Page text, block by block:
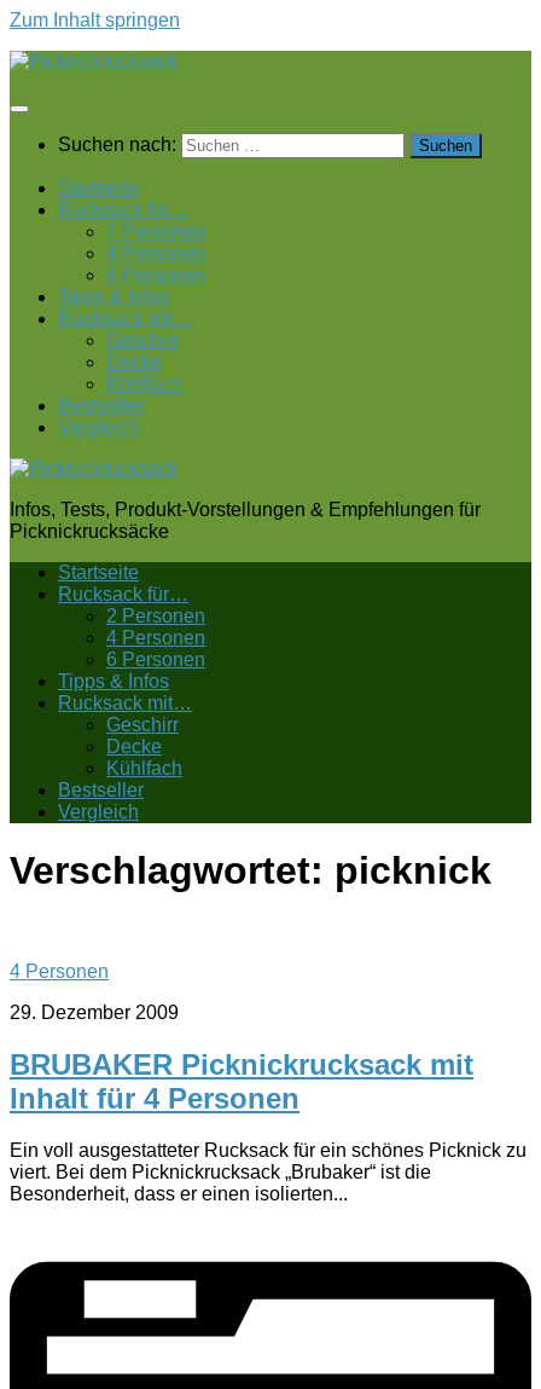
Zum Inhalt springen
Suchen nach:
Startseite
Rucksack für…
2 Personen
4 Personen
6 Personen
Tipps & Infos
Rucksack mit…
Geschirr
Decke
Kühlfach
Bestseller
Vergleich
Infos, Tests, Produkt-Vorstellungen & Empfehlungen für
Picknickrucksäcke
Startseite
Rucksack für…
2 Personen
4 Personen
6 Personen
Tipps & Infos
Rucksack mit…
Geschirr
Decke
Kühlfach
Bestseller
Vergleich
Verschlagwortet: picknick
4 Personen
29. Dezember 2009
BRUBAKER Picknickrucksack mit
Inhalt für 4 Personen
Ein voll ausgestatteter Rucksack für ein schönes Picknick zu
viert. Bei dem Picknickrucksack „Brubaker“ ist die
Besonderheit, dass er einen isolierten...